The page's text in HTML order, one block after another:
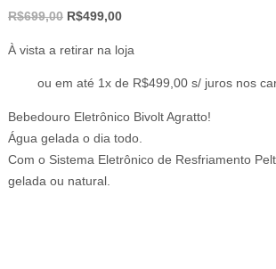
R$699,00 O
original
era:
R$499,00O
atual
é:
À vista a retirar na loja
ou em até 1x de R$499,00 s/ juros nos
Bebedouro Eletrônico Bivolt Agratto!
Água gelada o dia todo.
Com o Sistema Eletrônico de Resfriamento
gelada ou natural.